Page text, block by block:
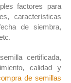
factores para
características
de siembra,
certificada,
calidad y
de semillas